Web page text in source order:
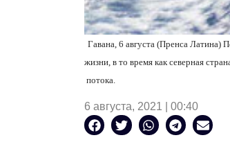
Гавана, 6 августа (Пренса
жизни, в то время как северная
потока.
6 августа, 2021 | 00:40